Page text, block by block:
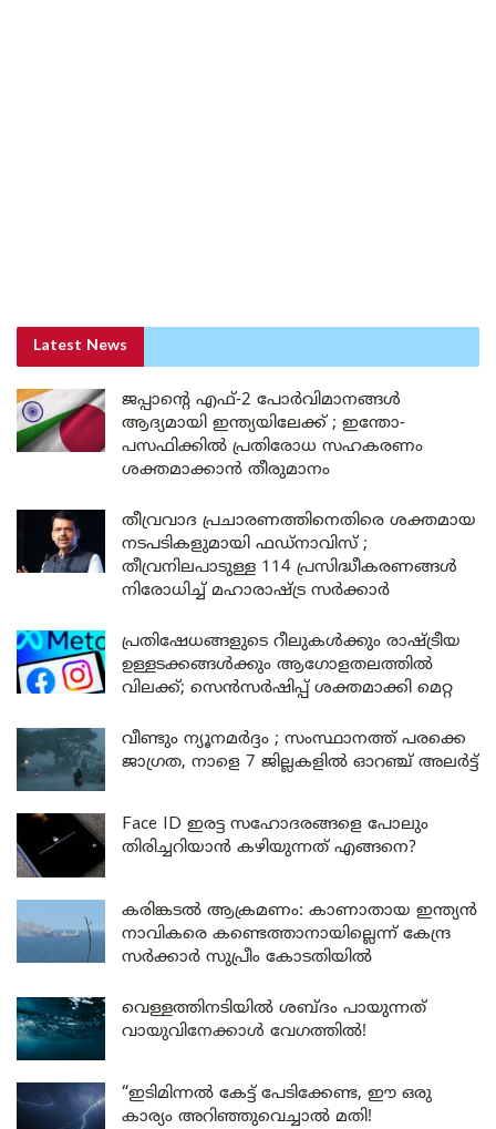
Latest News
ജപ്പാന്റെ എഫ്-2 പോർവിമാനങ്ങൾ
ആദ്യമായി ഇന്ത്യയിലേക്ക് ; ഇന്തോ-
പസഫിക്കിൽ പ്രതിരോധ സഹകരണം
ശക്തമാക്കാൻ തീരുമാനം
തീവ്രവാദ പ്രചാരണത്തിനെതിരെ ശക്തമായ
നടപടികളുമായി ഫഡ്നാവിസ് ;
തീവ്രനിലപാടുള്ള 114 പ്രസിദ്ധീകരണങ്ങൾ
നിരോധിച്ച് മഹാരാഷ്ട്ര സർക്കാർ
പ്രതിഷേധങ്ങളുടെ റീലുകൾക്കും രാഷ്ട്രീയ
ഉള്ളടക്കങ്ങൾക്കും ആഗോളതലത്തിൽ
വിലക്ക്; സെൻസർഷിപ്പ് ശക്തമാക്കി മെറ്റ
വീണ്ടും ന്യൂനമർദ്ദം ; സംസ്ഥാനത്ത് പരക്കെ
ജാഗ്രത, നാളെ 7 ജില്ലകളിൽ ഓറഞ്ച് അലർട്ട്
Face ID ഇരട്ട സഹോദരങ്ങളെ പോലും
തിരിച്ചറിയാൻ കഴിയുന്നത് എങ്ങനെ?
കരിങ്കടൽ ആക്രമണം: കാണാതായ ഇന്ത്യൻ
നാവികരെ കണ്ടെത്താനായില്ലെന്ന് കേന്ദ്ര
സർക്കാർ സുപ്രീം കോടതിയിൽ
വെള്ളത്തിനടിയിൽ ശബ്ദം പായുന്നത്
വായുവിനേക്കാൾ വേഗത്തിൽ!
“ഇടിമിന്നൽ കേട്ട് പേടിക്കേണ്ട, ഈ ഒരു
കാര്യം അറിഞ്ഞുവെച്ചാൽ മതി!